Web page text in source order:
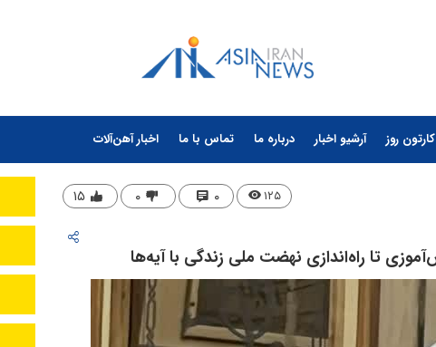
کارتون روز آرشیو اخبار درباره ما تماس با ما اخبار آهن‌آلات
۱۲۵ ۰ ۰ ۱۵